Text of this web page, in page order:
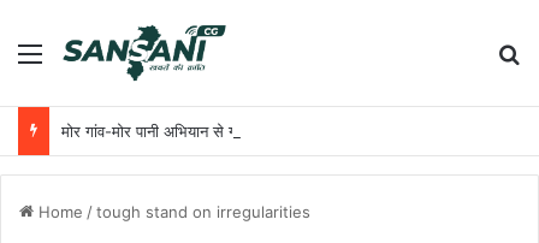
Menu
मोर गांव-मोर पानी अभियान से ग्रामीण आजीविका को मिली नई उड़ान
Home /tough stand on irregularities